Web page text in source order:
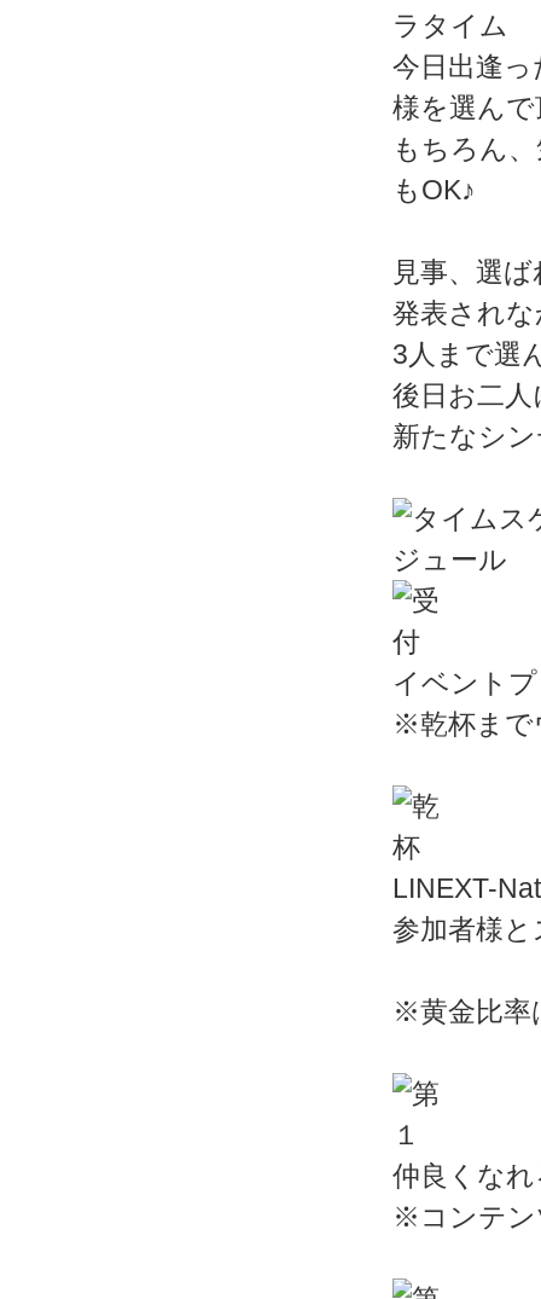
今日出逢
様を選ん
もちろん
もOK♪
見事、選
発表され
3人まで選
後日お二
新たなシ
イベント
※乾杯まで
LINEXT-
参加者様
※黄金比率
仲良くな
※コンテン